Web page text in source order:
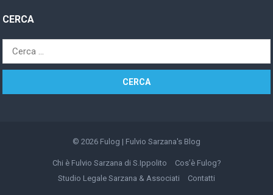
CERCA
Ricerca
per:
© 2026 Fulog | Fulvio Sarzana's Blog
Chi è Fulvio Sarzana di S.Ippolito
Cos’è Fulog?
Studio Legale Sarzana & Associati
Contatti